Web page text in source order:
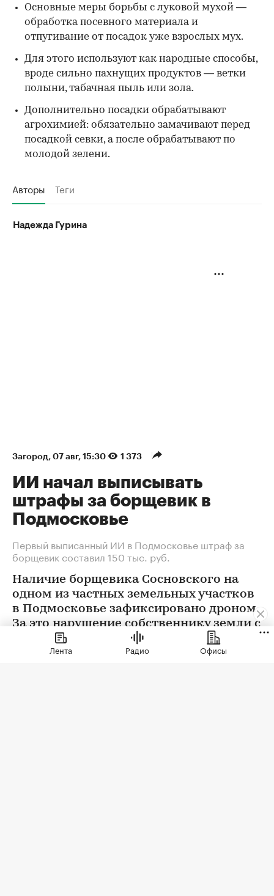
Основные меры борьбы с луковой мухой —
обработка посевного материала и
отпугивание от посадок уже взрослых мух.
Для этого используют как народные способы,
вроде сильно пахнущих продуктов — ветки
полыни, табачная пыль или зола.
Дополнительно посадки обрабатывают
агрохимией: обязательно замачивают перед
посадкой севки, а после обрабатывают по
молодой зелени.
Авторы Теги
Надежда Гурина
Загород⁠, 07 авг, 15:30 1 373
ИИ начал выписывать
штрафы за борщевик в
Подмосковье
Первый выписанный ИИ в Подмосковье штраф за
борщевик составил 150 тыс. руб.
Наличие борщевика Сосновского на
одном из частных земельных участков
в Подмосковье зафиксировано дроном.
За это нарушение собственнику земли с
помощью ИИ выписан штраф 150 тыс.
Лента Радио Офисы